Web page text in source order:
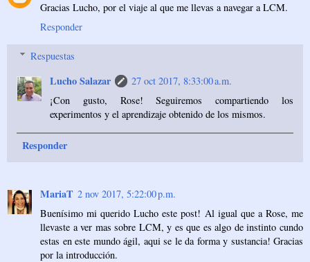
Gracias Lucho, por el viaje al que me llevas a navegar a LCM.
Responder
Respuestas
Lucho Salazar
27 oct 2017, 8:33:00 a.m.
¡Con gusto, Rose! Seguiremos compartiendo los
experimentos y el aprendizaje obtenido de los mismos.
Responder
MariaT 2 nov 2017, 5:22:00 p.m.
Buenísimo mi querido Lucho este post! Al igual que a Rose, me
llevaste a ver mas sobre LCM, y es que es algo de instinto cundo
estas en este mundo ágil, aqui se le da forma y sustancia! Gracias
por la introducción.